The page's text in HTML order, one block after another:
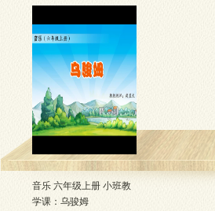
音乐 六年级上册 小班教
学课：乌骏姆